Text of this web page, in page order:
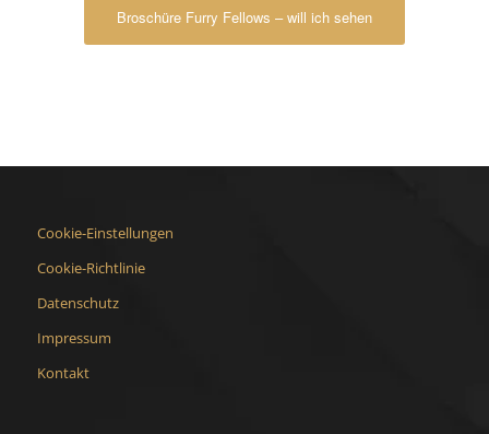
Broschüre Furry Fellows – will ich sehen
Cookie-Einstellungen
Cookie-Richtlinie
Datenschutz
Impressum
Kontakt